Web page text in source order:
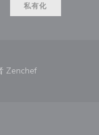
私有化
Zenchef((在新窗口中打开))